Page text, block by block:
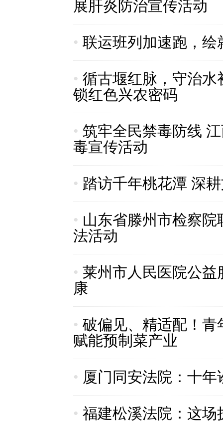
展肝炎防治宣传活动
• 联运班列加速跑，绘
• 循古堰红脉，守治
锁红色兴农密码
• 筑牢全民禁毒防线
毒宣传活动
• 踏访千年桃花潭 深
• 山东省滕州市检察
法活动
• 莱州市人民医院公益
康
• 破偏见、精适配！
赋能预制菜产业
• 厦门同安法院：十
• 福建松溪法院：这场